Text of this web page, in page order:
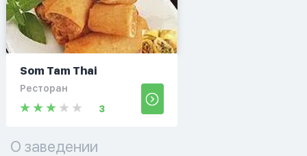
Som Tam Thai
Ресторан
3
О заведении